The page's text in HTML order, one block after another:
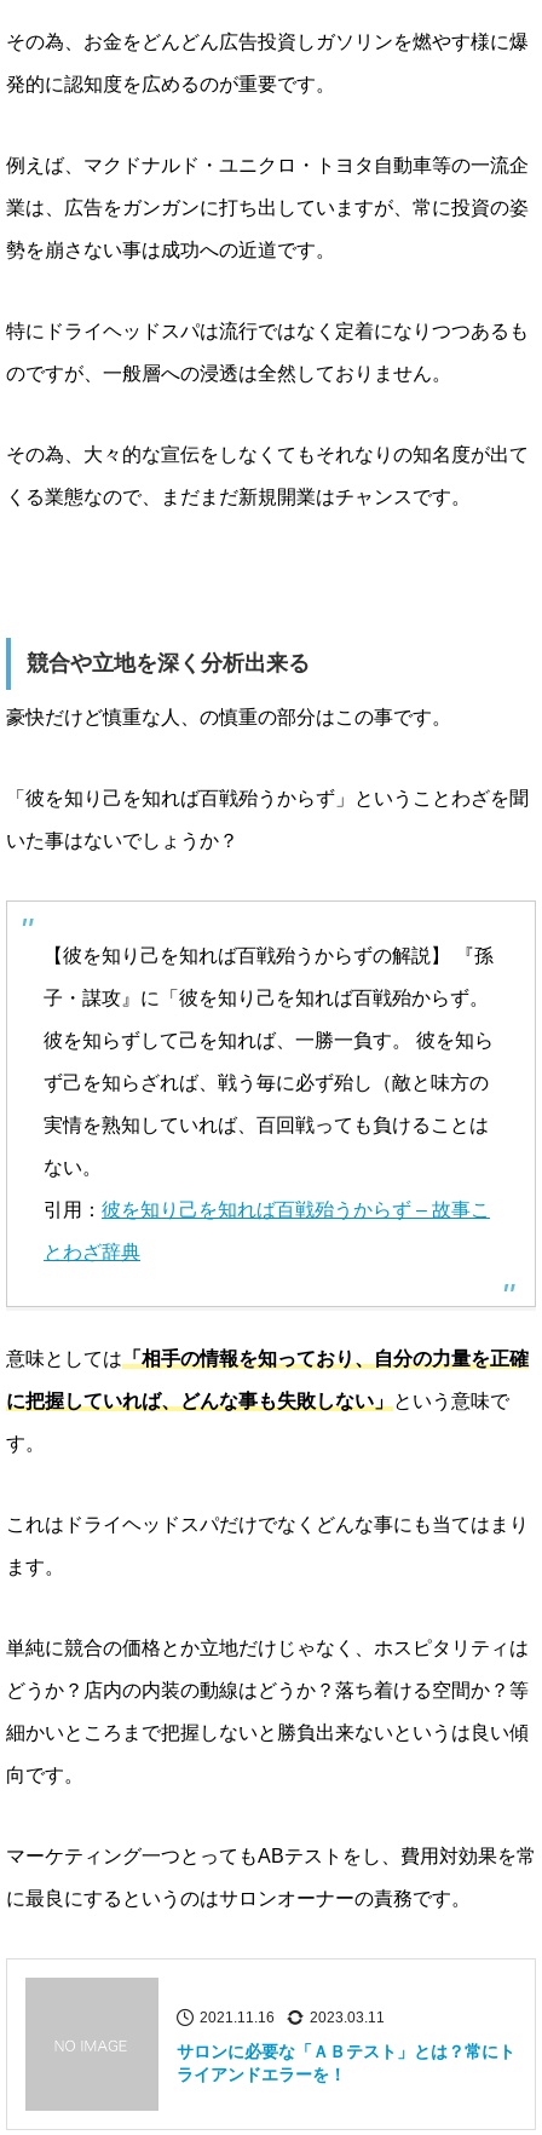
その為、お金をどんどん広告投資しガソリンを燃やす様に爆
発的に認知度を広めるのが重要です。
例えば、マクドナルド・ユニクロ・トヨタ自動車等の一流企
業は、広告をガンガンに打ち出していますが、常に投資の姿
勢を崩さない事は成功への近道です。
特にドライヘッドスパは流行ではなく定着になりつつあるも
のですが、一般層への浸透は全然しておりません。
その為、大々的な宣伝をしなくてもそれなりの知名度が出て
くる業態なので、まだまだ新規開業はチャンスです。
競合や立地を深く分析出来る
豪快だけど慎重な人、の慎重の部分はこの事です。
「彼を知り己を知れば百戦殆うからず」ということわざを聞
いた事はないでしょうか？
【彼を知り己を知れば百戦殆うからずの解説】 『孫
子・謀攻』に「彼を知り己を知れば百戦殆からず。
彼を知らずして己を知れば、一勝一負す。 彼を知ら
ず己を知らざれば、戦う毎に必ず殆し（敵と味方の
実情を熟知していれば、百回戦っても負けることは
ない。
引用： 彼を知り己を知れば百戦殆うからず – 故事こ
とわざ辞典
意味としては 「相手の情報を知っており、自分の力量を正確
に把握していれば、どんな事も失敗しない」 という意味で
す。
これはドライヘッドスパだけでなくどんな事にも当てはまり
ます。
単純に競合の価格とか立地だけじゃなく、ホスピタリティは
どうか？店内の内装の動線はどうか？落ち着ける空間か？等
細かいところまで把握しないと勝負出来ないというは良い傾
向です。
マーケティング一つとってもABテストをし、費用対効果を常
に最良にするというのはサロンオーナーの責務です。
2021.11.16 2023.03.11
サロンに必要な「ＡＢテスト」とは？常にト
ライアンドエラーを！